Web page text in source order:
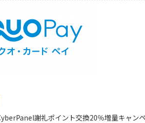
謝礼ポイント交換20％増量キャン